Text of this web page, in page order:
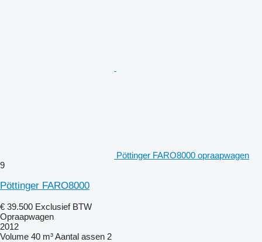
Pöttinger FARO8000 opraapwagen
9
Pöttinger FARO8000
€ 39.500 Exclusief BTW
Opraapwagen
2012
Volume 40 m³Aantal assen 2